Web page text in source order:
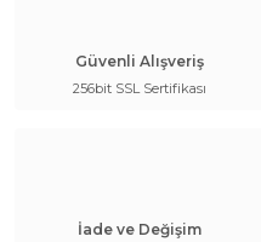
Güvenli Alışveriş
256bit SSL Sertifikası
İade ve Değişim